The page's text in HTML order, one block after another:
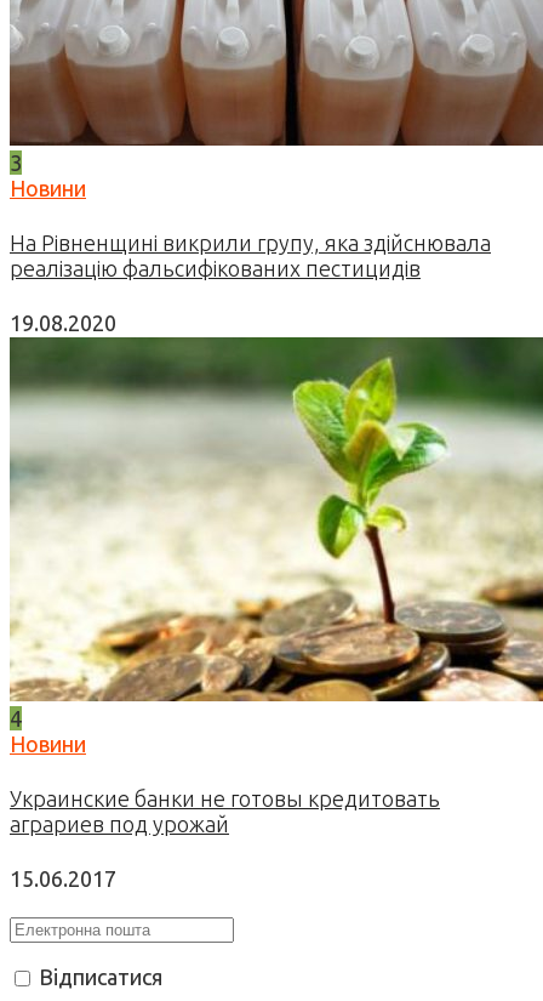
3
Новини
На Рівненщині викрили групу, яка здійснювала
реалізацію фальсифікованих пестицидів
19.08.2020
4
Новини
Украинские банки не готовы кредитовать
аграриев под урожай
15.06.2017
Відписатися